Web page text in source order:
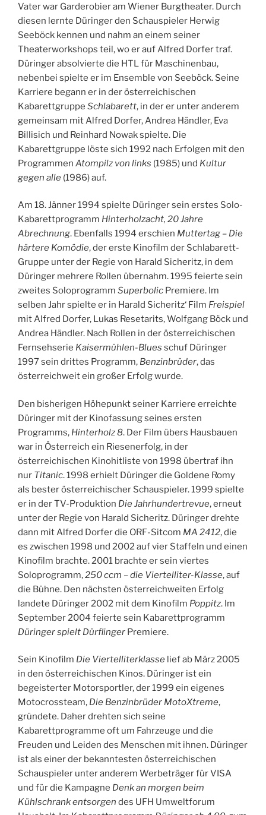
Vater war Garderobier am Wiener Burgtheater. Durch
diesen lernte Düringer den Schauspieler Herwig
Seeböck kennen und nahm an einem seiner
Theaterworkshops teil, wo er auf Alfred Dorfer traf.
Düringer absolvierte die HTL für Maschinenbau,
nebenbei spielte er im Ensemble von Seeböck. Seine
Karriere begann er in der österreichischen
Kabarettgruppe Schlabarett, in der er unter anderem
gemeinsam mit Alfred Dorfer, Andrea Händler, Eva
Billisich und Reinhard Nowak spielte. Die
Kabarettgruppe löste sich 1992 nach Erfolgen mit den
Programmen Atompilz von links (1985) und Kultur
gegen alle (1986) auf.
Am 18. Jänner 1994 spielte Düringer sein erstes Solo-
Kabarettprogramm Hinterholzacht, 20 Jahre
Abrechnung. Ebenfalls 1994 erschien Muttertag – Die
härtere Komödie, der erste Kinofilm der Schlabarett-
Gruppe unter der Regie von Harald Sicheritz, in dem
Düringer mehrere Rollen übernahm. 1995 feierte sein
zweites Soloprogramm Superbolic Premiere. Im
selben Jahr spielte er in Harald Sicheritz‘ Film Freispiel
mit Alfred Dorfer, Lukas Resetarits, Wolfgang Böck und
Andrea Händler. Nach Rollen in der österreichischen
Fernsehserie Kaisermühlen-Blues schuf Düringer
1997 sein drittes Programm, Benzinbrüder, das
österreichweit ein großer Erfolg wurde.
Den bisherigen Höhepunkt seiner Karriere erreichte
Düringer mit der Kinofassung seines ersten
Programms, Hinterholz 8. Der Film übers Hausbauen
war in Österreich ein Riesenerfolg, in der
österreichischen Kinohitliste von 1998 übertraf ihn
nur Titanic. 1998 erhielt Düringer die Goldene Romy
als bester österreichischer Schauspieler. 1999 spielte
er in der TV-Produktion Die Jahrhundertrevue, erneut
unter der Regie von Harald Sicheritz. Düringer drehte
dann mit Alfred Dorfer die ORF-Sitcom MA 2412, die
es zwischen 1998 und 2002 auf vier Staffeln und einen
Kinofilm brachte. 2001 brachte er sein viertes
Soloprogramm,250 ccm – die Viertelliter-Klasse, auf
die Bühne. Den nächsten österreichweiten Erfolg
landete Düringer 2002 mit dem Kinofilm Poppitz. Im
September 2004 feierte sein Kabarettprogramm
Düringer spielt Dürflinger Premiere.
Sein Kinofilm Die Viertelliterklasse lief ab März 2005
in den österreichischen Kinos. Düringer ist ein
begeisterter Motorsportler, der 1999 ein eigenes
Motocrossteam, Die Benzinbrüder MotoXtreme,
gründete. Daher drehten sich seine
Kabarettprogramme oft um Fahrzeuge und die
Freuden und Leiden des Menschen mit ihnen. Düringer
ist als einer der bekanntesten österreichischen
Schauspieler unter anderem Werbeträger für VISA
und für die Kampagne Denk an morgen beim
Kühlschrank entsorgen des UFH Umweltforum